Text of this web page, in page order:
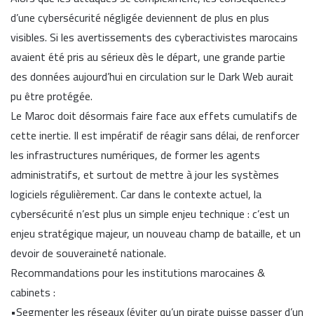
d’une cybersécurité négligée deviennent de plus en plus
visibles. Si les avertissements des cyberactivistes marocains
avaient été pris au sérieux dès le départ, une grande partie
des données aujourd’hui en circulation sur le Dark Web aurait
pu être protégée.
Le Maroc doit désormais faire face aux effets cumulatifs de
cette inertie. Il est impératif de réagir sans délai, de renforcer
les infrastructures numériques, de former les agents
administratifs, et surtout de mettre à jour les systèmes
logiciels régulièrement. Car dans le contexte actuel, la
cybersécurité n’est plus un simple enjeu technique : c’est un
enjeu stratégique majeur, un nouveau champ de bataille, et un
devoir de souveraineté nationale.
Recommandations pour les institutions marocaines &
cabinets :
•Segmenter les réseaux (éviter qu’un pirate puisse passer d’un